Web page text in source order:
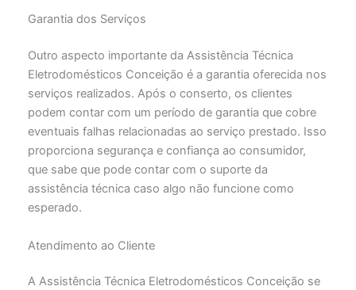
Garantia dos Serviços
Outro aspecto importante da Assistência Técnica
Eletrodomésticos Conceição é a garantia oferecida nos
serviços realizados. Após o conserto, os clientes
podem contar com um período de garantia que cobre
eventuais falhas relacionadas ao serviço prestado. Isso
proporciona segurança e confiança ao consumidor,
que sabe que pode contar com o suporte da
assistência técnica caso algo não funcione como
esperado.
Atendimento ao Cliente
A Assistência Técnica Eletrodomésticos Conceição se